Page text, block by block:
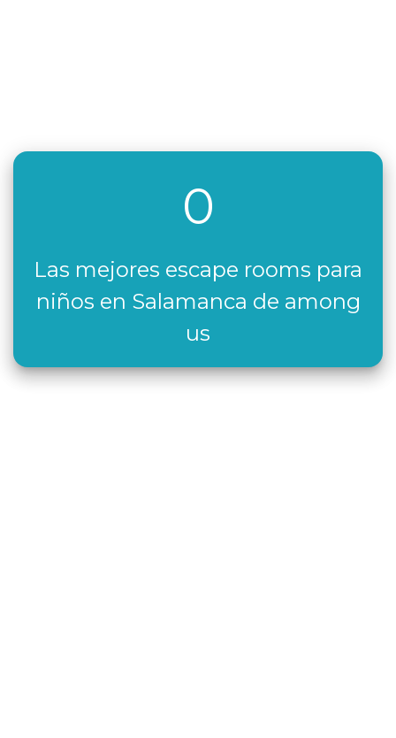
0
Las mejores escape rooms para
niños en Salamanca de among
us